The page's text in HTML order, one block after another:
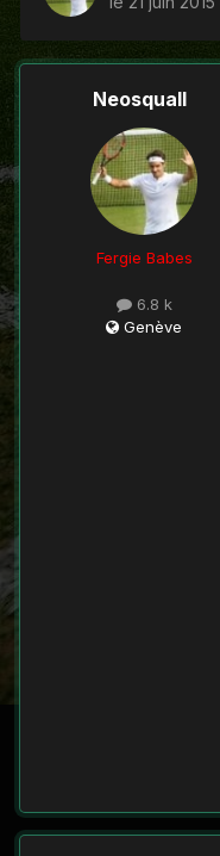
Neosquall
Fergie Babes
6.8 k
Genève